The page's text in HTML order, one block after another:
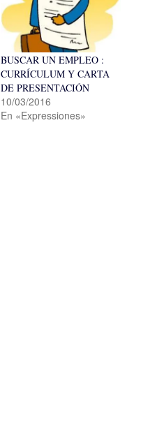
BUSCAR UN EMPLEO :
CURRÍCULUM Y CARTA
DE PRESENTACIÓN
10/03/2016
En «Expressiones»